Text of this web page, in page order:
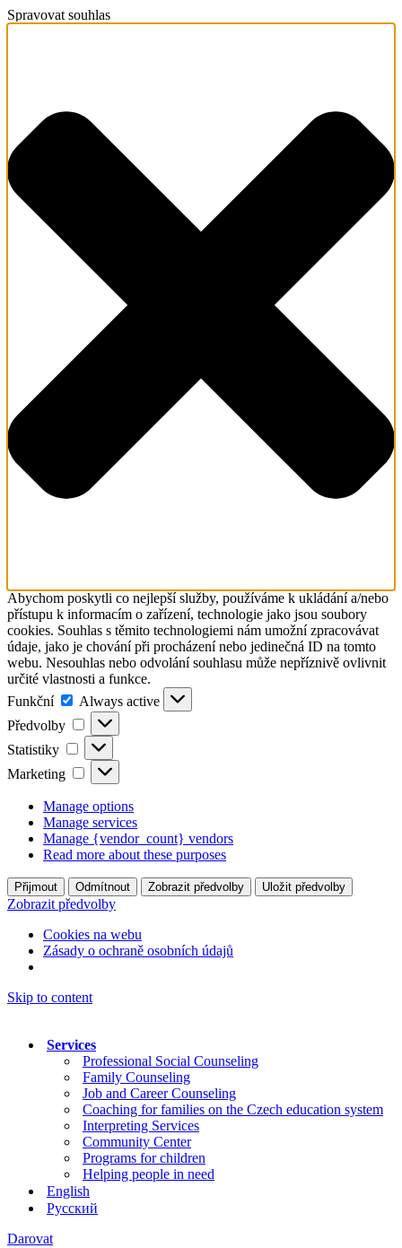
Spravovat souhlas
Abychom poskytli co nejlepší služby, používáme k ukládání a/nebo
přístupu k informacím o zařízení, technologie jako jsou soubory
cookies. Souhlas s těmito technologiemi nám umožní zpracovávat
údaje, jako je chování při procházení nebo jedinečná ID na tomto
webu. Nesouhlas nebo odvolání souhlasu může nepříznivě ovlivnit
určité vlastnosti a funkce.
Funkční
Funkční
Always active
Předvolby
Předvolby
Statistiky Statistiky
Marketing Marketing
Manage options
Manage services
Manage {vendor_count} vendors
Read more about these purposes
Přijmout Odmítnout Zobrazit předvolby Uložit předvolby
Zobrazit předvolby
Cookies na webu
Zásady o ochraně osobních údajů
Skip to content
Services
Professional Social Counseling
Family Counseling
Job and Career Counseling
Coaching for families on the Czech education system
Interpreting Services
Community Center
Programs for children
Helping people in need
English
Русский
Darovat